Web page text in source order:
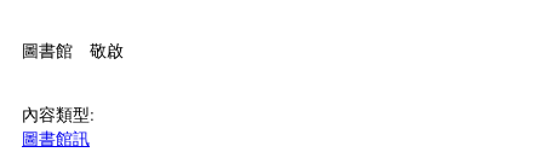
圖書館 敬啟
內容類型:
圖書館訊